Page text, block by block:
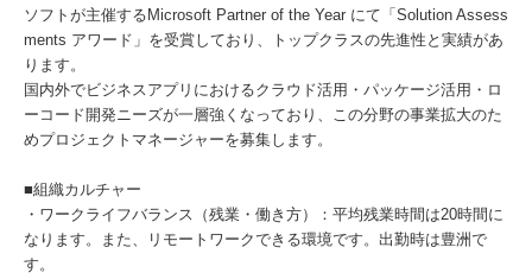
ソフトが主催するMicrosoft Partner of the Year にて「Solution Assess
ments アワード」を受賞しており、トップクラスの先進性と実績があ
ります。
国内外でビジネスアプリにおけるクラウド活用・パッケージ活用・ロ
ーコード開発ニーズが一層強くなっており、この分野の事業拡大のた
めプロジェクトマネージャーを募集します。
■組織カルチャー
・ワークライフバランス（残業・働き方）：平均残業時間は20時間に
なります。また、リモートワークできる環境です。出勤時は豊洲で
す。